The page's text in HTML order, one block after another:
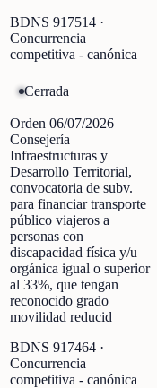
BDNS 917514 ·
Concurrencia
competitiva - canónica
Cerrada
Orden 06/07/2026
Consejería
Infraestructuras y
Desarrollo Territorial,
convocatoria de subv.
para financiar transporte
público viajeros a
personas con
discapacidad física y/u
orgánica igual o superior
al 33%, que tengan
reconocido grado
movilidad reducid
BDNS 917464 ·
Concurrencia
competitiva - canónica